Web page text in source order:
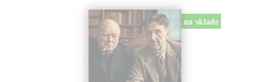
na sklade